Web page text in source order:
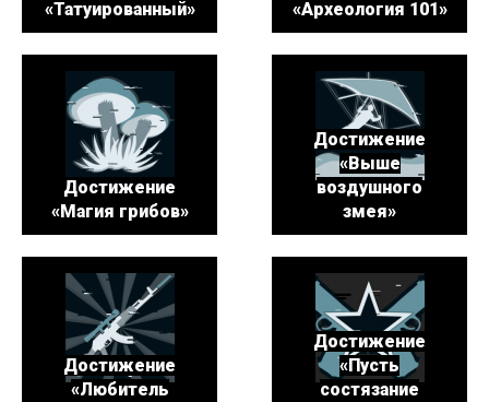
«Татуированный»
«Археология 101»
Достижение
«Магия грибов»
Достижение
«Выше
воздушного
змея»
Достижение
«Любитель
Достижение
«Пусть
состязание